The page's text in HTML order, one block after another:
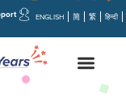
ENGLISH 简 繁 हिन्दी